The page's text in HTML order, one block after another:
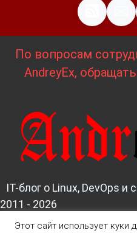
По вопросам
AndreyEx,
IT-блог о Linux, DevOps и
2011 - 2026
Этот сайт использует куки